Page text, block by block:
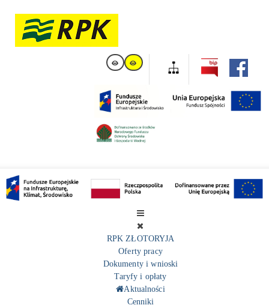
RPK ZŁOTORYJA
Oferty pracy
Dokumenty i wnioski
Taryfy i opłaty
Aktualności
Cenniki